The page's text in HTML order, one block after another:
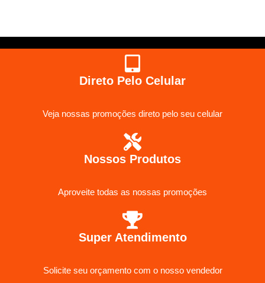
Direto Pelo Celular
Veja nossas promoções direto pelo seu celular
Nossos Produtos
Aproveite todas as nossas promoções
Super Atendimento
Solicite seu orçamento com o nosso vendedor